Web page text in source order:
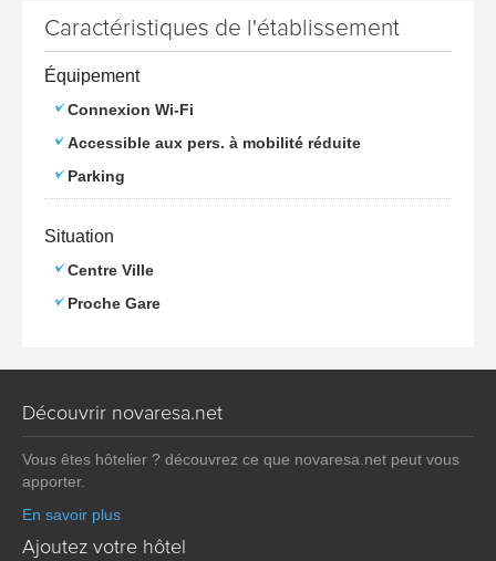
Caractéristiques de l'établissement
Équipement
Connexion Wi-Fi
Accessible aux pers. à mobilité réduite
Parking
Situation
Centre Ville
Proche Gare
Découvrir novaresa.net
Vous êtes hôtelier ? découvrez ce que novaresa.net peut vous
apporter.
En savoir plus
Ajoutez votre hôtel